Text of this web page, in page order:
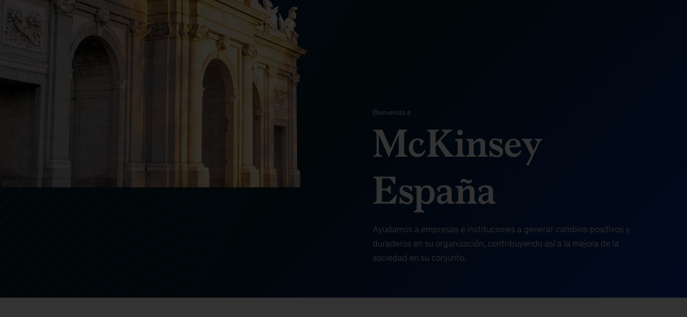
Bienvenido a
McKinsey
España
Ayudamos a empresas e instituciones a generar cambios positivos y
duraderos en su organización, contribuyendo así a la mejora de la
sociedad en su conjunto.